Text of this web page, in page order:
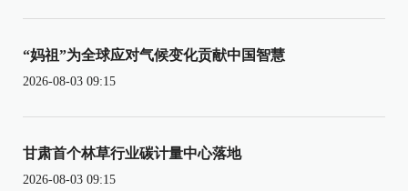
“妈祖”为全球应对气候变化贡献中国智慧
2026-08-03 09:15
甘肃首个林草行业碳计量中心落地
2026-08-03 09:15